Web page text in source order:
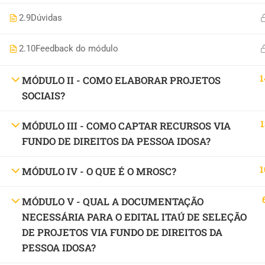
2.9Dúvidas
2.10Feedback do módulo
MÓDULO II - COMO ELABORAR PROJETOS
SOCIAIS?
MÓDULO III - COMO CAPTAR RECURSOS VIA
FUNDO DE DIREITOS DA PESSOA IDOSA?
MÓDULO IV - O QUE É O MROSC?
MÓDULO V - QUAL A DOCUMENTAÇÃO
NECESSÁRIA PARA O EDITAL ITAÚ DE SELEÇÃO
DE PROJETOS VIA FUNDO DE DIREITOS DA
PESSOA IDOSA?